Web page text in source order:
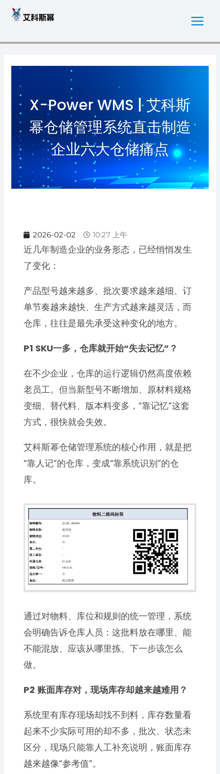
容
X-Power WMS | 艾科斯
幂仓储管理系统直击制造
企业六大仓储痛点
2026-02-02 10:27 上午
近几年制造企业的业务形态，已经悄悄发生
了变化：
产品型号越来越多、批次要求越来越细、订
单节奏越来越快、生产方式越来越灵活，而
仓库，往往是最先承受这种变化的地方。
P1 SKU一多，仓库就开始“失去记忆”？
在不少企业，仓库的运行逻辑仍然高度依赖
老员工。但当新型号不断增加、原材料规格
变细、替代料、版本料变多，“靠记忆”这套
方式，很快就会失效。
艾科斯幂仓储管理系统的核心作用，就是把
“靠人记”的仓库，变成“靠系统识别”的仓
库。
通过对物料、库位和规则的统一管理，系统
会明确告诉仓库人员：这批料放在哪里、能
不能混放、应该从哪里拣、下一步该怎么
做。
P2 账面库存对，现场库存却越来越难用？
系统里有库存现场却找不到料，库存数量看
起来不少实际可用的却不多，批次、状态未
区分，现场只能靠人工补充说明，账面库存
越来越像“参考值”。